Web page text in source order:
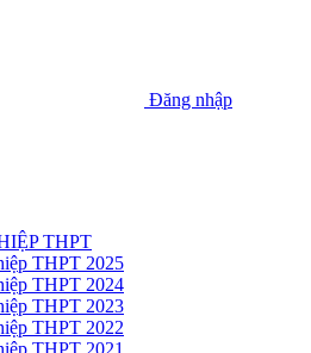
Đăng nhập
THPT
THPT 2025
THPT 2024
THPT 2023
THPT 2022
THPT 2021